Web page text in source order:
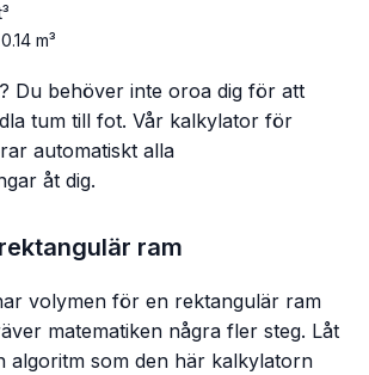
m³
Du behöver inte oroa dig för att
tum till fot. Vår kalkylator för
automatiskt alla
åt dig.
ram
volymen för en rektangulär ram
matematiken några fler steg. Låt
algoritm som den här kalkylatorn